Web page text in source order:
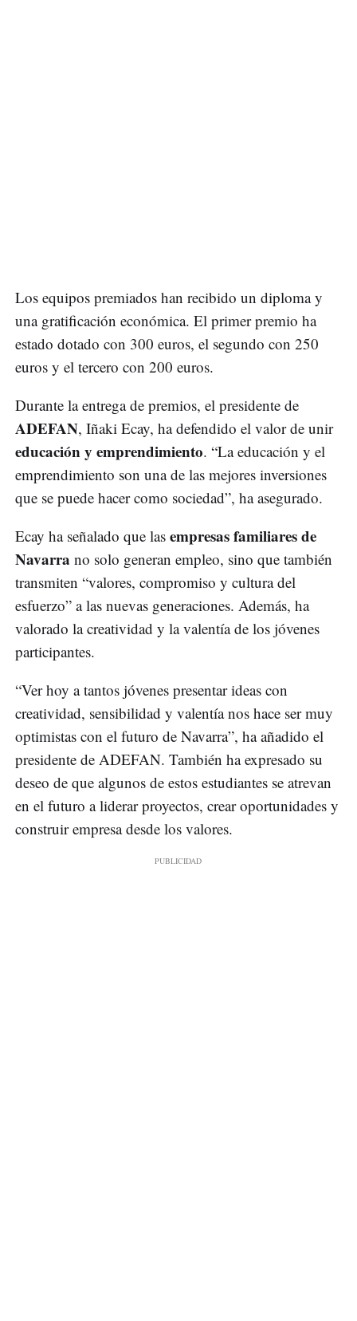
Los equipos premiados han recibido un diploma y
una gratificación económica. El primer premio ha
estado dotado con 300 euros, el segundo con 250
euros y el tercero con 200 euros.
Durante la entrega de premios, el presidente de
ADEFAN, Iñaki Ecay, ha defendido el valor de unir
educación y emprendimiento. “La educación y el
emprendimiento son una de las mejores inversiones
que se puede hacer como sociedad”, ha asegurado.
Ecay ha señalado que las empresas familiares de
Navarra no solo generan empleo, sino que también
transmiten “valores, compromiso y cultura del
esfuerzo” a las nuevas generaciones. Además, ha
valorado la creatividad y la valentía de los jóvenes
participantes.
“Ver hoy a tantos jóvenes presentar ideas con
creatividad, sensibilidad y valentía nos hace ser muy
optimistas con el futuro de Navarra”, ha añadido el
presidente de ADEFAN. También ha expresado su
deseo de que algunos de estos estudiantes se atrevan
en el futuro a liderar proyectos, crear oportunidades y
construir empresa desde los valores.